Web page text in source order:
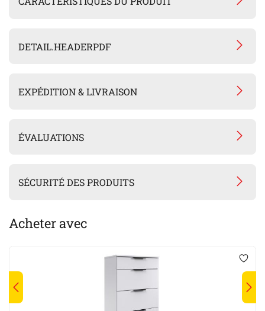
DETAIL.HEADERPDF
EXPÉDITION & LIVRAISON
ÉVALUATIONS
SÉCURITÉ DES PRODUITS
Acheter avec